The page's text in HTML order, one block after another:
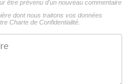
être prévenu d'un nouveau commentaire
dont nous traitons vos données
Charte de Confidentialité.